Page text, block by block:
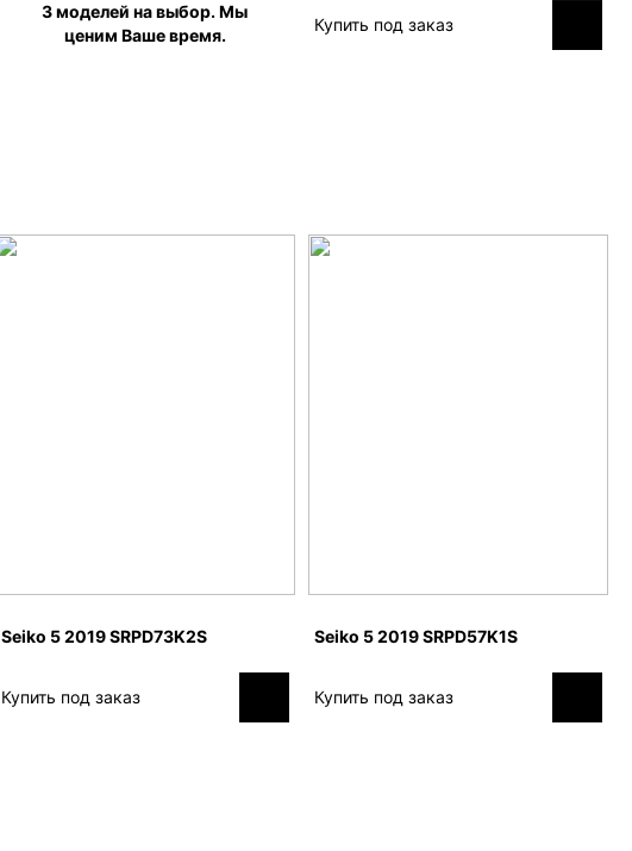
3 моделей на выбор. Мы
ценим Ваше время.
Купить под заказ
Seiko 5 2019 SRPD73K2S
Купить под заказ
Seiko 5 2019 SRPD57K1S
Купить под заказ